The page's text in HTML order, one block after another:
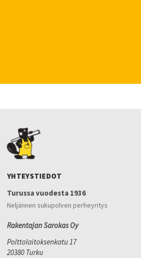
YHTEYSTIEDOT
Turussa vuodesta 1936
Neljännen sukupolven perheyritys
Rakentajan Sarokas Oy
Polttolaitoksenkatu 17
20380 Turku